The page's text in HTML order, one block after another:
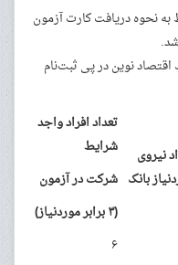
به نحوه دریافت کارت آزمون
اقتصاد نوین در پی ثبت‌نام
نیروی
بانک
تعداد افراد واجد
شرایط
شرکت در آزمون
(۳ برابر موردنیاز)
۶